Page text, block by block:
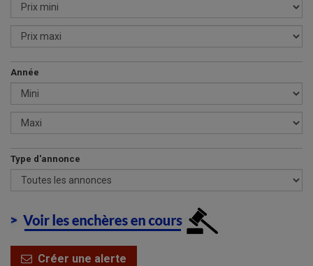
Année
Type d'annonce
Créer une alerte